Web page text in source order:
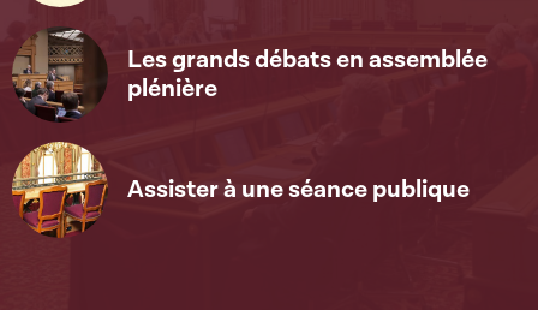
Les grands débats en assemblée
plénière
Assister à une séance publique